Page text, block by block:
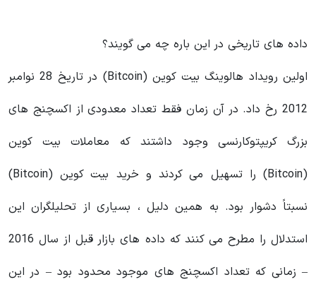
داده های تاریخی در این باره چه می گویند؟
اولین رویداد هالوینگ بیت کوین (Bitcoin) در تاریخ 28 نوامبر
2012 رخ داد. در آن زمان فقط تعداد معدودی از اکسچنج های
بزرگ کریپتوکارنسی وجود داشتند که معاملات بیت کوین
(Bitcoin) را تسهیل می کردند و خرید بیت کوین (Bitcoin)
نسبتاً دشوار بود. به همین دلیل ، بسیاری از تحلیلگران این
استدلال را مطرح می کنند كه داده های بازار قبل از سال 2016
– زمانی كه تعداد اکسچنج های موجود محدود بود – در این